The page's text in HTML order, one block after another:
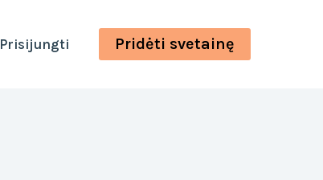
Prisijungti Pridėti svetainę